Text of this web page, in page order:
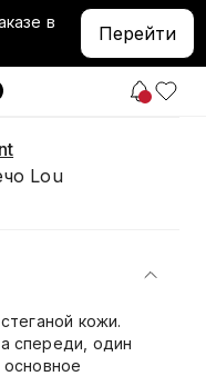
в
Перейти
Lou
кожи.
спереди, один